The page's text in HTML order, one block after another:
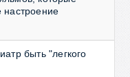
настроение
быть "легкого